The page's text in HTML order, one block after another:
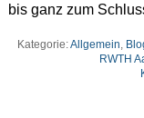
bis ganz zum
Kategorie:Allgemein
RWTH